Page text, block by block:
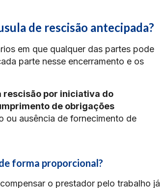
de rescisão antecipada?
em que qualquer das partes pode
parte nesse encerramento e os
rescisão por iniciativa do
de obrigações
ou ausência de fornecimento de
forma proporcional?
o prestador pelo trabalho já